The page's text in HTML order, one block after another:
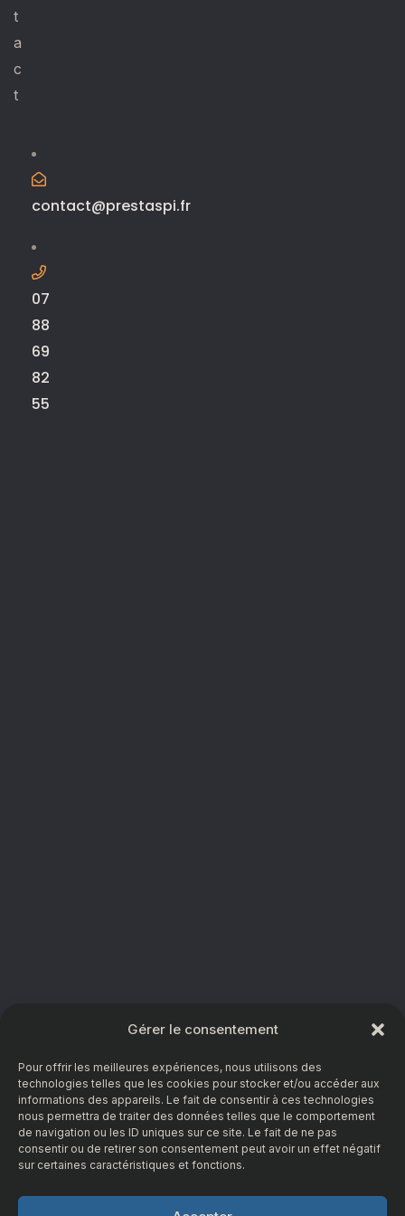
Gérer le consentement
Pour offrir les meilleures expériences, nous utilisons des
technologies telles que les cookies pour stocker et/ou accéder aux
informations des appareils. Le fait de consentir à ces technologies
nous permettra de traiter des données telles que le comportement
de navigation ou les ID uniques sur ce site. Le fait de ne pas
consentir ou de retirer son consentement peut avoir un effet négatif
sur certaines caractéristiques et fonctions.
t
a
c
t
contact@prestaspi.fr
07
88
69
82
55